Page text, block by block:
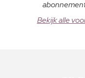
Bekijk alle